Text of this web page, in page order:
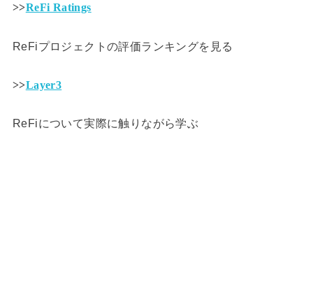
>>ReFi Ratings
ReFiプロジェクトの評価ランキングを見る
>>Layer3
ReFiについて実際に触りながら学ぶ